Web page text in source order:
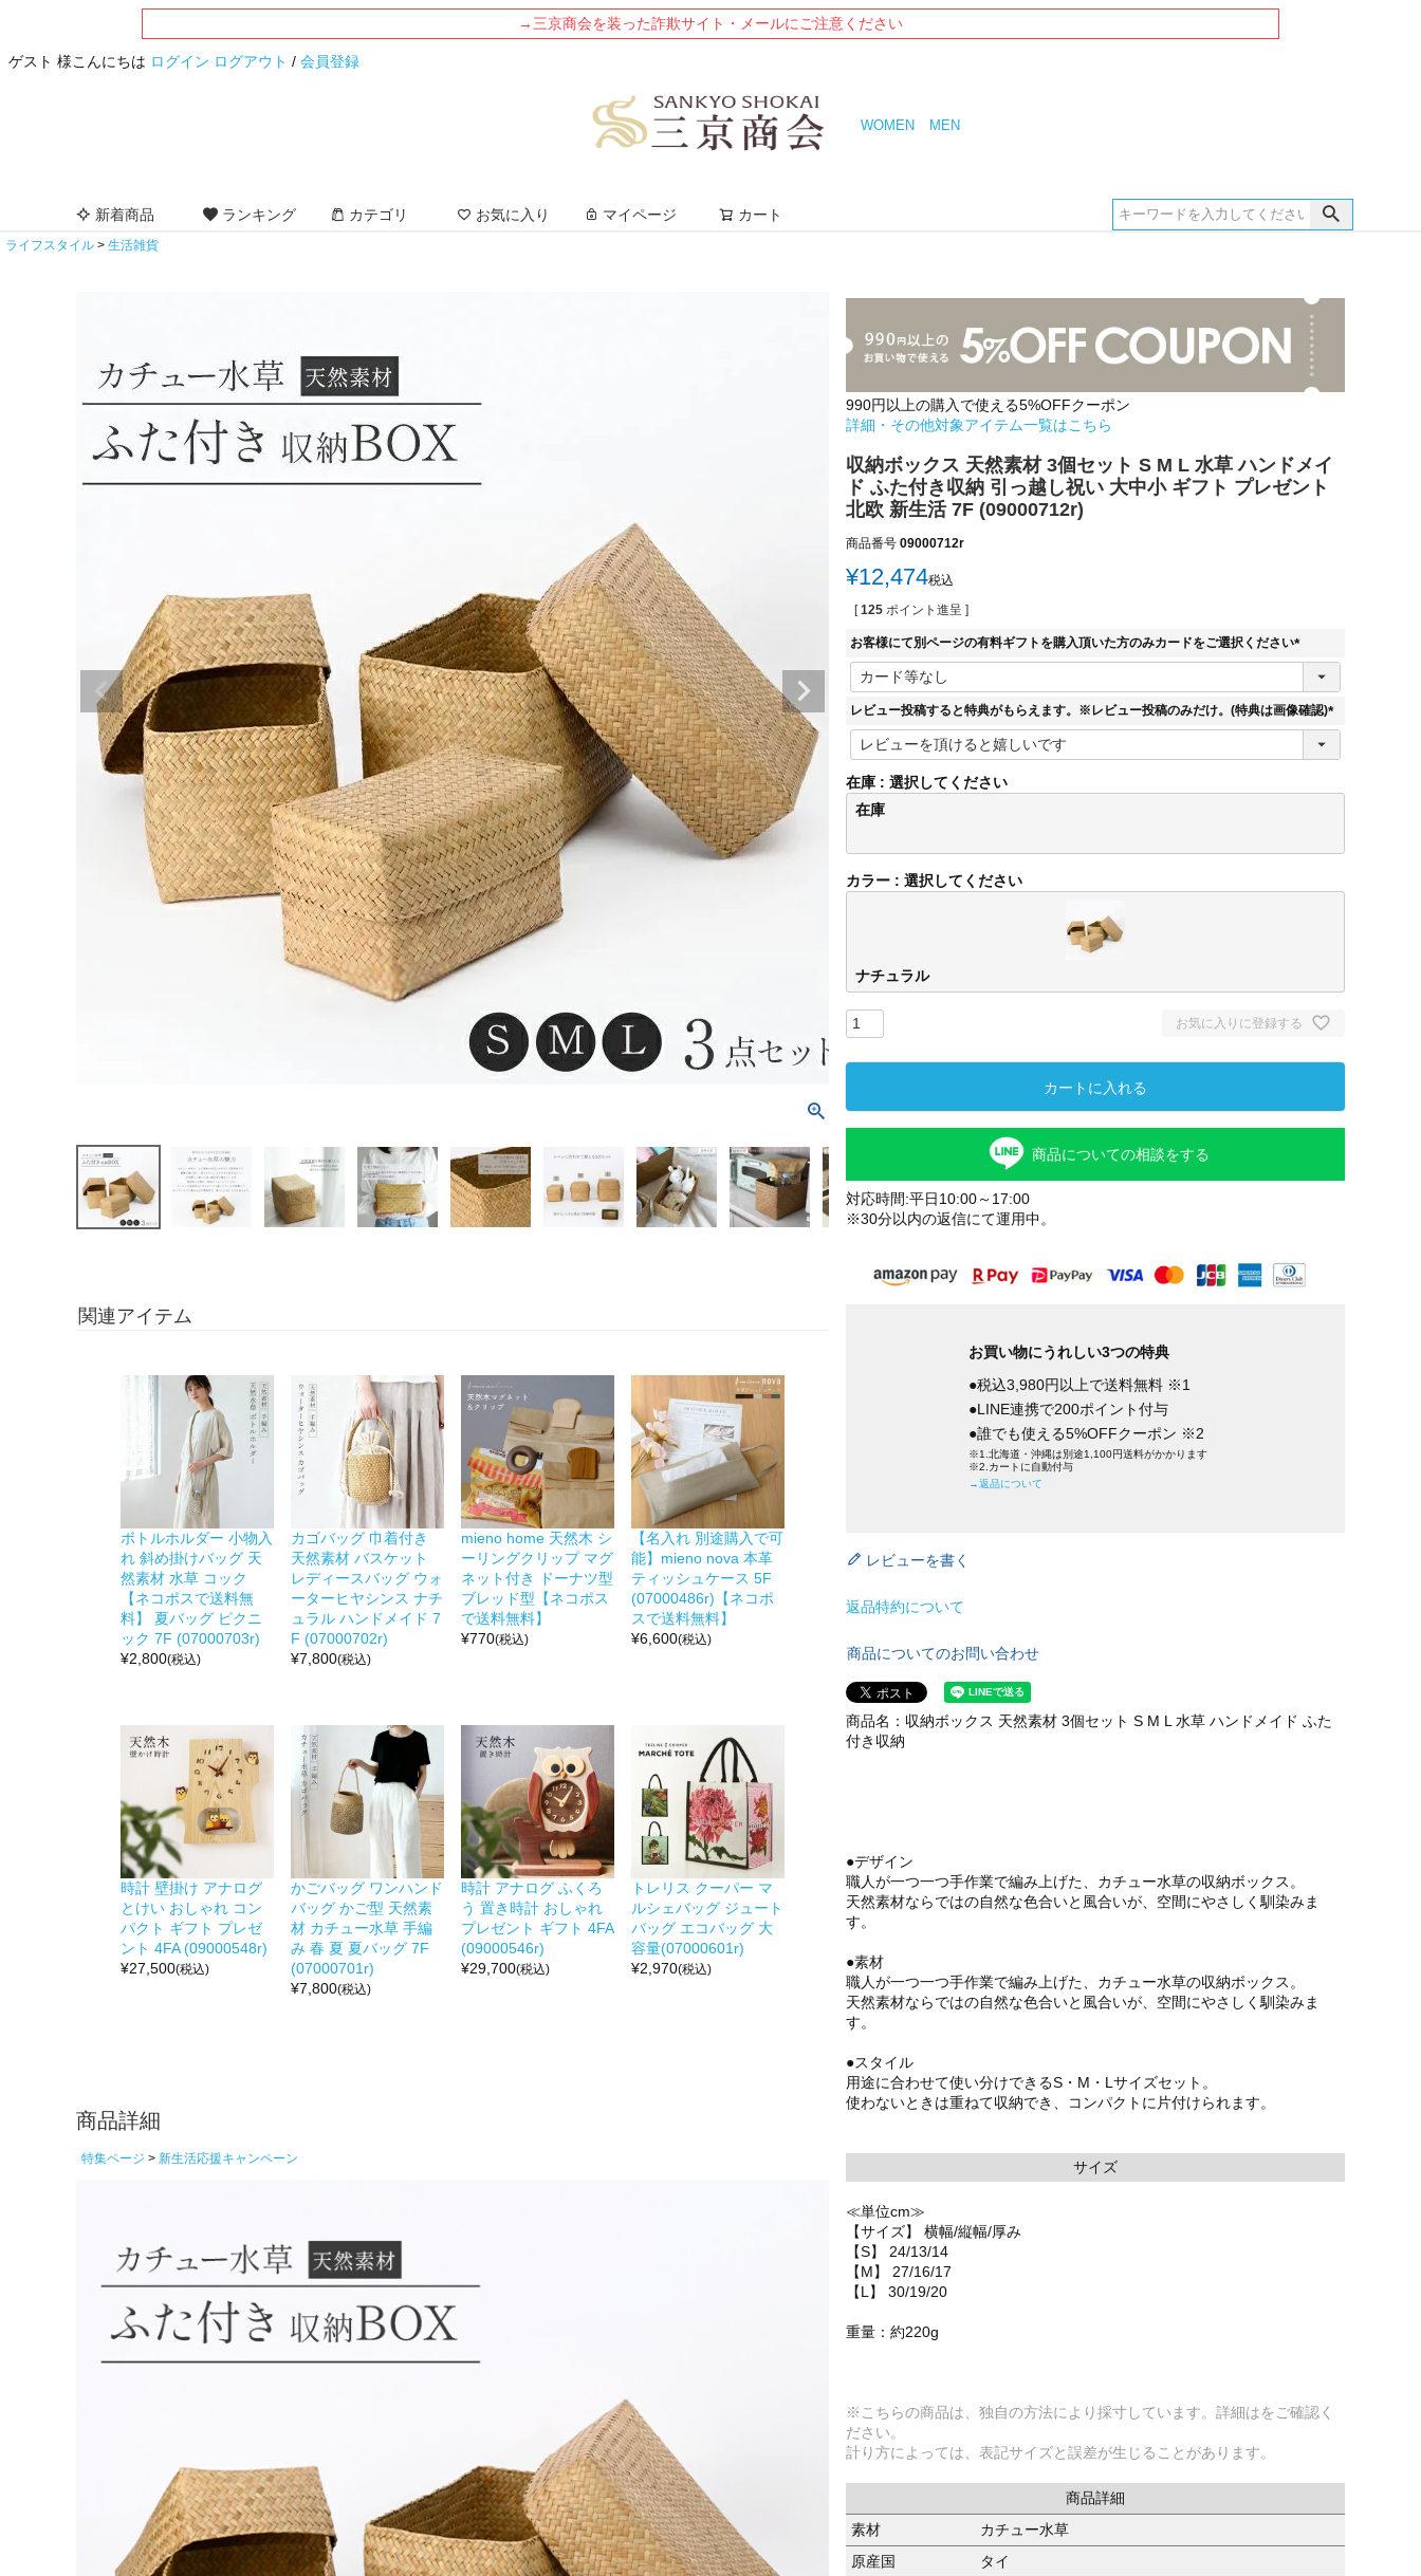
→三京商会を装った詐欺サイト・メールにご注意ください
ゲスト 様こんにちは ログイン ログアウト / 会員登録
WOMEN MEN
新着商品 ランキング カテゴリ お気に入り マイページ カート
ライフスタイル 生活雑貨
関連アイテム
ボトルホルダー 小物入
れ 斜め掛けバッグ 天
然素材 水草 コック
【ネコポスで送料無
料】 夏バッグ ピクニ
ック 7F (07000703r)
¥2,800(税込)
カゴバッグ 巾着付き
天然素材 バスケット
レディースバッグ ウォ
ーターヒヤシンス ナチ
ュラル ハンドメイド 7
F (07000702r)
¥7,800(税込)
mieno home 天然木 シ
ーリングクリップ マグ
ネット付き ドーナツ型
ブレッド型【ネコポス
で送料無料】
¥770(税込)
【名入れ 別途購入で可
能】mieno nova 本革
ティッシュケース 5F
(07000486r)【ネコポ
スで送料無料】
¥6,600(税込)
時計 壁掛け アナログ
とけい おしゃれ コン
パクト ギフト プレゼ
ント 4FA (09000548r)
¥27,500(税込)
かごバッグ ワンハンド
バッグ かご型 天然素
材 カチュー水草 手編
み 春 夏 夏バッグ 7F
(07000701r)
¥7,800(税込)
時計 アナログ ふくろ
う 置き時計 おしゃれ
プレゼント ギフト 4FA
(09000546r)
¥29,700(税込)
トレリス クーパー マ
ルシェバッグ ジュート
バッグ エコバッグ 大
容量(07000601r)
¥2,970(税込)
商品詳細
特集ページ 新生活応援キャンペーン
990円以上の購入で使える5%OFFクーポン
詳細・その他対象アイテム一覧はこちら
収納ボックス 天然素材 3個セット S M L 水草 ハンドメイ
ド ふた付き収納 引っ越し祝い 大中小 ギフト プレゼント
北欧 新生活 7F (09000712r)
商品番号 09000712r
¥12,474税込
[ 125 ポイント進呈 ]
お客様にて別ページの有料ギフトを購入頂いた方のみカードをご選択ください
(
須
レビュー投稿すると特典がもらえます。※レビュー投稿のみだけ。(特典は画像確認)
(
)
在庫
選択してください
在庫
カラー 選択してください
ナチュラル
お気に入りに登録する
カートに入れる
商品についての相談をする
対応時間:平日10:00～17:00
※30分以内の返信にて運用中。
お買い物にうれしい3つの特典
●税込3,980円以上で送料無料 ※1
●LINE連携で200ポイント付与
●誰でも使える5%OFFクーポン ※2
※1.北海道・沖縄は別途1,100円送料がかかります
※2.カートに自動付与
→返品について
レビューを書く
返品特約について
商品についてのお問い合わせ
商品名：収納ボックス 天然素材 3個セット S M L 水草 ハンドメイド ふた
付き収納
●デザイン
職人が一つ一つ手作業で編み上げた、カチュー水草の収納ボックス。
天然素材ならではの自然な色合いと風合いが、空間にやさしく馴染みま
す。
●素材
職人が一つ一つ手作業で編み上げた、カチュー水草の収納ボックス。
天然素材ならではの自然な色合いと風合いが、空間にやさしく馴染みま
す。
●スタイル
用途に合わせて使い分けできるS・M・Lサイズセット。
使わないときは重ねて収納でき、コンパクトに片付けられます。
サイズ
≪単位cm≫
【サイズ】 横幅/縦幅/厚み
【S】 24/13/14
【M】 27/16/17
【L】 30/19/20
重量：約220g
※こちらの商品は、独自の方法により採寸しています。詳細はをご確認く
ださい。
計り方によっては、表記サイズと誤差が生じることがあります。
商品詳細
素材
カチュー水草
原産国
タイ